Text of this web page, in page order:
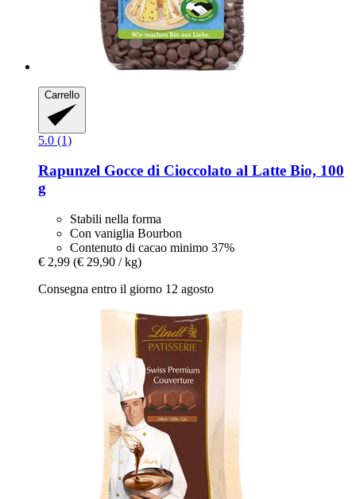
Carrello
5.0 (1)
Rapunzel Gocce di Cioccolato al Latte Bio, 100
g
Stabili nella forma
Con vaniglia Bourbon
Contenuto di cacao minimo 37%
€ 2,99 (€ 29,90 / kg)
Consegna entro il giorno 12 agosto